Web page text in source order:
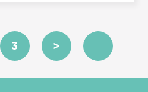
3 >